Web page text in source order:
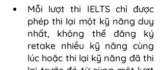
Mỗi lượt thi IELTS chỉ được
phép thi lại một kỹ năng duy
nhất, không thể đăng ký
retake nhiều kỹ năng cùng
lúc hoặc thi lại kỹ năng đã thi